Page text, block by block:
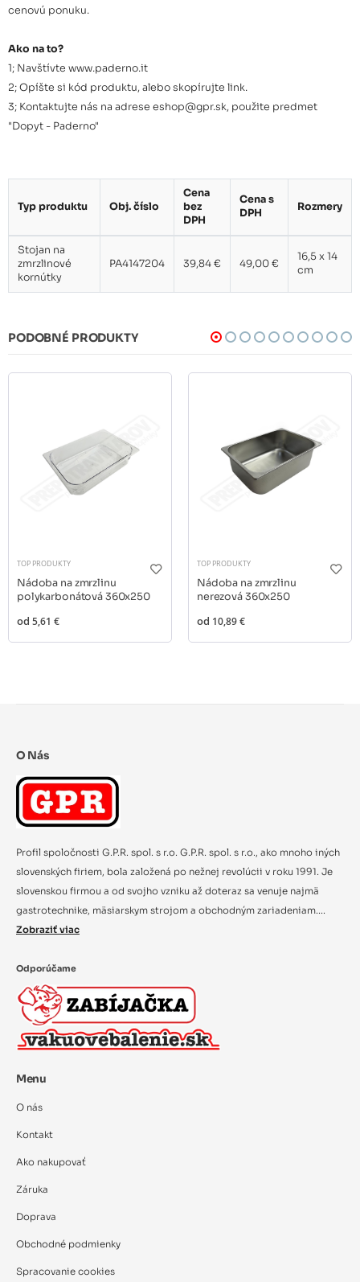
cenovú ponuku.
Ako na to?
1; Navštívte www.paderno.it
2; Opíšte si kód produktu, alebo skopírujte link.
3; Kontaktujte nás na adrese eshop@gpr.sk, použite predmet
"Dopyt - Paderno"
Typ produktu Obj. číslo
Cena
bez
DPH
Cena s
DPH
Rozmery
Stojan na
zmrzlinové
kornútky
PA4147204 39,84 € 49,00 €
16,5 x 14
cm
PODOBNÉ PRODUKTY
TOP PRODUKTY
Nádoba na zmrzlinu
polykarbonátová 360x250
od 5,61 €
TOP PRODUKTY
Nádoba na zmrzlinu
nerezová 360x250
od 10,89 €
O Nás
Profil spoločnosti G.P.R. spol. s r.o. G.P.R. spol. s r.o., ako mnoho iných
slovenských firiem, bola založená po nežnej revolúcii v roku 1991. Je
slovenskou firmou a od svojho vzniku až doteraz sa venuje najmä
gastrotechnike, mäsiarskym strojom a obchodným zariadeniam....
Zobraziť viac
Odporúčame
Menu
O nás
Kontakt
Ako nakupovať
Záruka
Doprava
Obchodné podmienky
Spracovanie cookies